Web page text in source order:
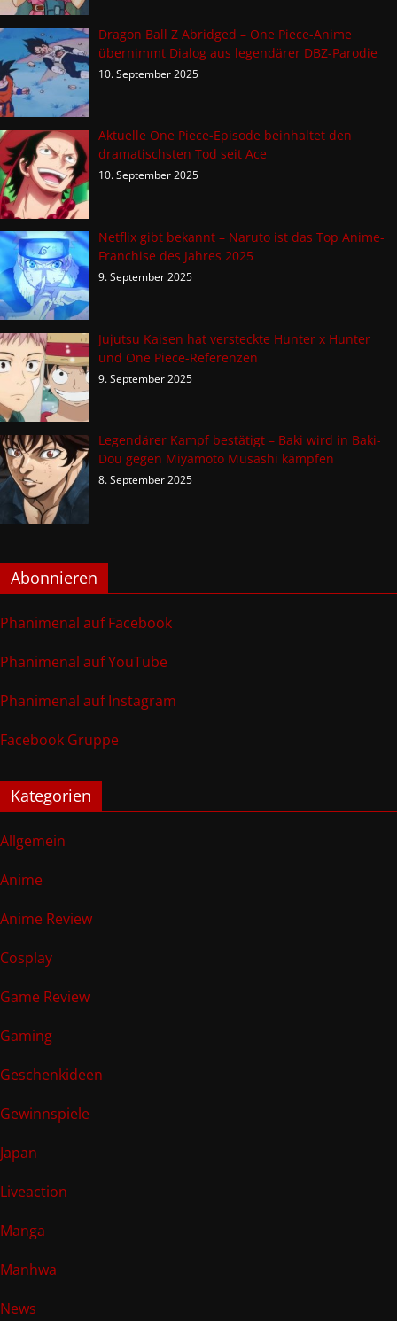
Dragon Ball Z Abridged – One Piece-Anime
übernimmt Dialog aus legendärer DBZ-Parodie
10. September 2025
Aktuelle One Piece-Episode beinhaltet den
dramatischsten Tod seit Ace
10. September 2025
Netflix gibt bekannt – Naruto ist das Top Anime-
Franchise des Jahres 2025
9. September 2025
Jujutsu Kaisen hat versteckte Hunter x Hunter
und One Piece-Referenzen
9. September 2025
Legendärer Kampf bestätigt – Baki wird in Baki-
Dou gegen Miyamoto Musashi kämpfen
8. September 2025
Abonnieren
Phanimenal auf Facebook
Phanimenal auf YouTube
Phanimenal auf Instagram
Facebook Gruppe
Kategorien
Allgemein
Anime
Anime Review
Cosplay
Game Review
Gaming
Geschenkideen
Gewinnspiele
Japan
Liveaction
Manga
Manhwa
News